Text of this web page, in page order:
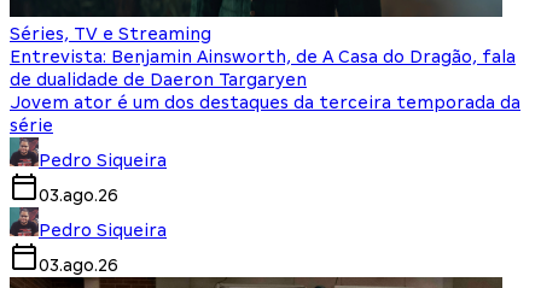
Séries, TV e Streaming
Entrevista: Benjamin Ainsworth, de A Casa do Dragão, fala
de dualidade de Daeron Targaryen
Jovem ator é um dos destaques da terceira temporada da
série
Pedro Siqueira
03.ago.26
Pedro Siqueira
03.ago.26